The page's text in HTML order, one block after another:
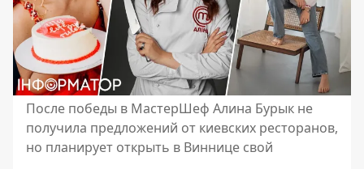
После победы в МастерШеф Алина Бурык не
получила предложений от киевских ресторанов,
но планирует открыть в Виннице свой